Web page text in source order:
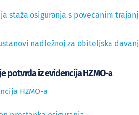
staža osiguranja s povećanim
nadležnoj za obiteljska
potvrda iz evidencija HZMO-a
HZMO-a